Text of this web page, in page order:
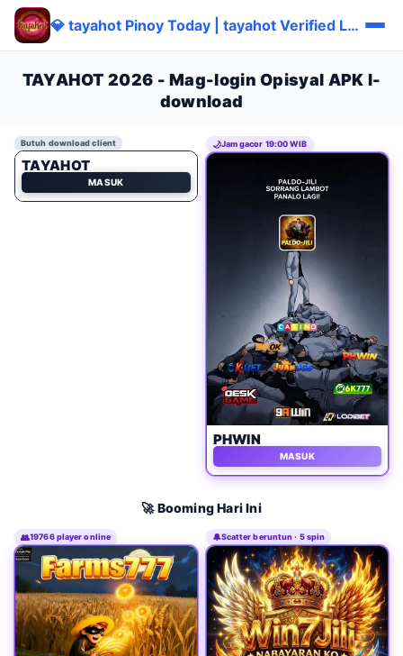
💎 tayahot Pinoy Today | tayahot Verified Libre ⭐
TAYAHOT 2026 - Mag-login Opisyal APK I-
download
Butuh download client
TAYAHOT
MASUK
🌙Jam gacor 19:00 WIB
PHWIN
MASUK
🚀 Booming Hari Ini
👥19766 player online 🔔Scatter beruntun · 5 spin